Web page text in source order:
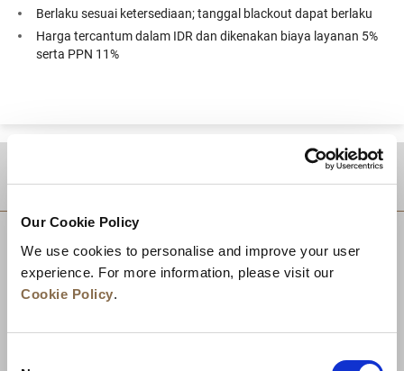
Our Cookie Policy
We use cookies to personalise and improve your user
experience. For more information, please visit our
Cookie Policy.
Berlaku sesuai ketersediaan; tanggal blackout dapat berlaku
Harga tercantum dalam IDR dan dikenakan biaya layanan 5%
serta PPN 11%